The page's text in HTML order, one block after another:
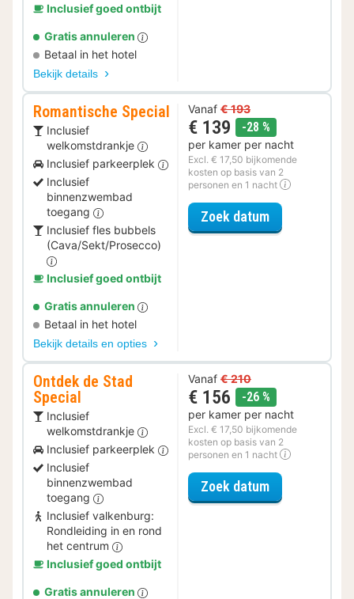
Inclusief goed ontbijt
Gratis annuleren
Betaal in het hotel
Bekijk details
Romantische Special
Inclusief
welkomstdrankje
Inclusief parkeerplek
Inclusief
binnenzwembad
toegang
Inclusief fles bubbels
(Cava/Sekt/Prosecco)
Inclusief goed ontbijt
Gratis annuleren
Betaal in het hotel
Bekijk details en opties
Vanaf € 193
€ 139 -28 %
per kamer per nacht
Excl. € 17,50 bijkomende
kosten op basis van 2
personen en 1 nacht
Zoek datumvoor
Ontdek de Stad
Special
Inclusief
welkomstdrankje
Inclusief parkeerplek
Inclusief
binnenzwembad
toegang
Inclusief valkenburg:
Rondleiding in en rond
het centrum
Inclusief goed ontbijt
Gratis annuleren
Vanaf € 210
€ 156 -26 %
per kamer per nacht
Excl. € 17,50 bijkomende
kosten op basis van 2
personen en 1 nacht
Zoek datumvoor Ontdek